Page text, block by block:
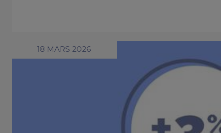
18 MARS 2026